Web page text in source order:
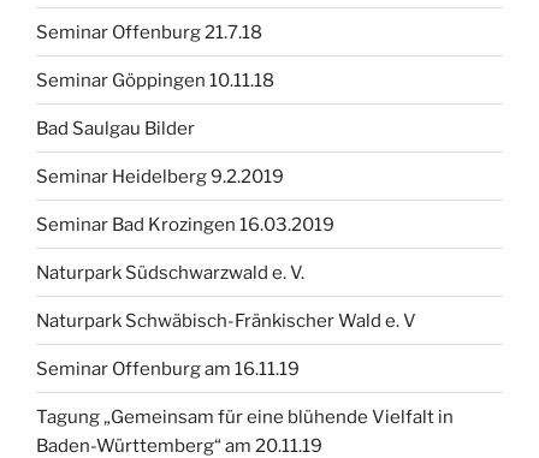
Seminar Offenburg 21.7.18
Seminar Göppingen 10.11.18
Bad Saulgau Bilder
Seminar Heidelberg 9.2.2019
Seminar Bad Krozingen 16.03.2019
Naturpark Südschwarzwald e. V.
Naturpark Schwäbisch-Fränkischer Wald e. V
Seminar Offenburg am 16.11.19
Tagung „Gemeinsam für eine blühende Vielfalt in
Baden-Württemberg“ am 20.11.19